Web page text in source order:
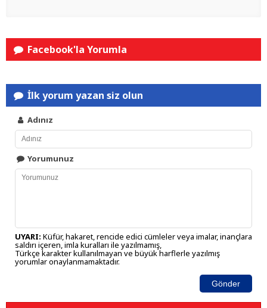
Facebook'la Yorumla
İlk yorum yazan siz olun
Adınız
Yorumunuz
UYARI: Küfür, hakaret, rencide edici cümleler veya imalar, inançlara
saldırı içeren, imla kuralları ile yazılmamış,
Türkçe karakter kullanılmayan ve büyük harflerle yazılmış
yorumlar onaylanmamaktadır.
Gönder